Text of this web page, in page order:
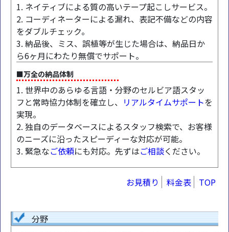
1. ネイティブによる質の高いテープ起こしサービス。
2. コーディネーターによる漏れ、表記不備などの内容
をダブルチェック。
3. 納品後、ミス、誤植等が生じた場合は、納品日か
ら6ヶ月にわたり無償でサポート。
■万全の納品体制
1. 世界中のあらゆる言語・分野のセルビア語スタッ
フと常時協力体制を確立し、 リアルタイムサポートを
実現。
2. 独自のデータベースによるスタッフ検索で、お客様
のニーズに沿ったスピーディーな対応が可能。
3. 緊急なご依頼にも対応。先ずはご相談ください。
お見積り 料金表 TOP
分野